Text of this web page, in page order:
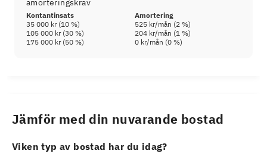
amorteringskrav
Kontantinsats
Amortering
35 000 kr(10 %) 525 kr/mån (2 %)
105 000 kr(30 %) 204 kr/mån (1 %)
175 000 kr(50 %) 0 kr/mån (0 %)
Jämför med din nuvarande bostad
Viken typ av bostad har du idag?